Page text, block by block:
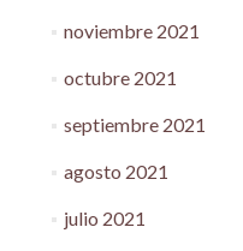
noviembre 2021
octubre 2021
septiembre 2021
agosto 2021
julio 2021